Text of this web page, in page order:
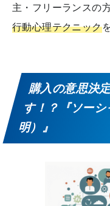
主・フリーランスの
行動心理テクニック
購入の意思決
す！？『ソー
明）』